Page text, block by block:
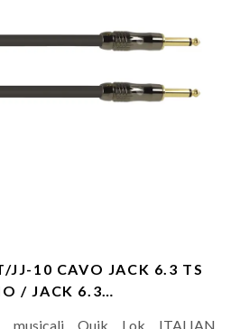
JJ-10 CAVO JACK 6.3 TS
/ JACK 6.3…
musicali Quik Lok ITALIAN